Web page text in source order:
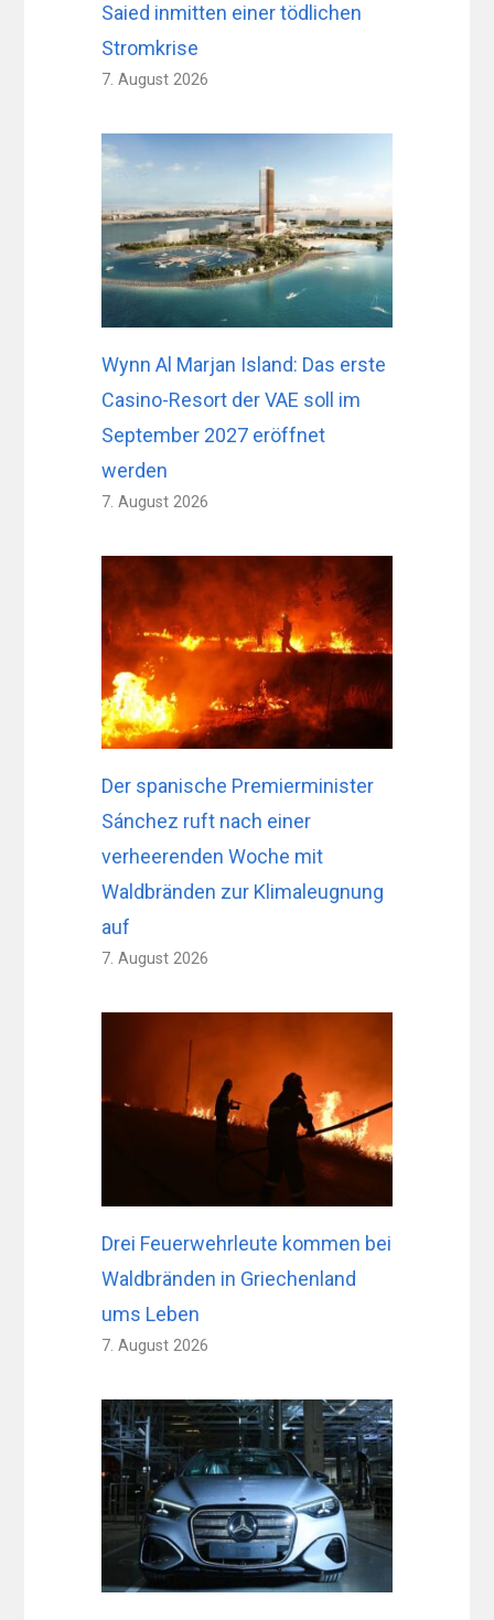
Saied inmitten einer tödlichen
Stromkrise
7. August 2026
Wynn Al Marjan Island: Das erste
Casino-Resort der VAE soll im
September 2027 eröffnet
werden
7. August 2026
Der spanische Premierminister
Sánchez ruft nach einer
verheerenden Woche mit
Waldbränden zur Klimaleugnung
auf
7. August 2026
Drei Feuerwehrleute kommen bei
Waldbränden in Griechenland
ums Leben
7. August 2026